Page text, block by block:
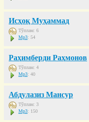
Исҳоқ Муҳаммад
Тўплам: 6
Mp3: 54
Раҳимберди Раҳмонов
Тўплам: 4
Mp3: 40
Абдулазиз Мансур
Тўплам: 3
Mp3: 150